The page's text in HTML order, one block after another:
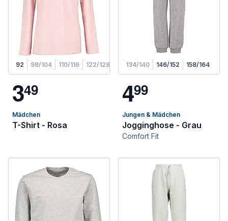
92 98/104 110/116 122/128
349
Mädchen
T-Shirt - Rosa
134/140 146/152 158/164
499
Jungen & Mädchen
Jogginghose - Grau
Comfort Fit